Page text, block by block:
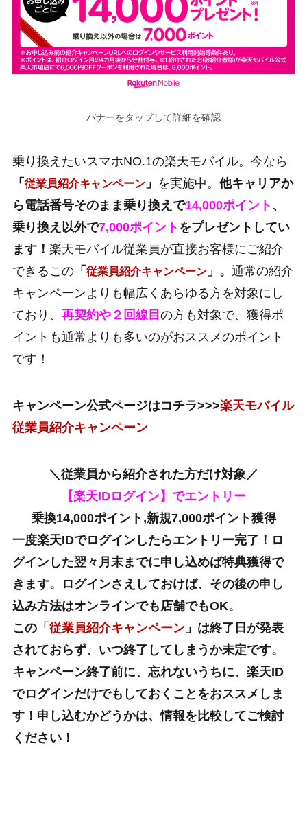
バナーをタップして詳細を確認
乗り換えたいスマホNO.1の楽天モバイル。今なら
「 従業員紹介キャンペーン」 を実施中。 他キャリアか
ら電話番号そのまま乗り換えで14,000ポイント 、
乗り換え以外で7,000ポイント をプレゼントしてい
ます！ 楽天モバイル従業員が直接お客様にご紹介
できるこの「 従業員紹介キャンペーン」。 通常の紹介
キャンペーンよりも幅広くあらゆる方を対象にし
ており、 再契約や２回線目 の方も対象で、獲得ポ
イントも通常よりも多いのがおススメのポイント
です！
キャンペーン公式ページはコチラ>>>楽天モバイル
従業員紹介キャンペーン
＼従業員から紹介された方だけ対象／
【楽天IDログイン】でエントリー
乗換14,000ポイント,新規7,000ポイント獲得
一度楽天IDでログインしたらエントリー完了！ロ
グインした翌々月末までに申し込めば特典獲得で
きます。ログインさえしておけば、その後の申し
込み方法はオンラインでも店舗でもOK。
この「 従業員紹介キャンペーン」は終了日が発表
されておらず、いつ終了してしまうか未定です。
キャンペーン終了前に、忘れないうちに、楽天ID
でログインだけでもしておくことをおススメしま
す！申し込むかどうかは、情報を比較してご検討
ください！